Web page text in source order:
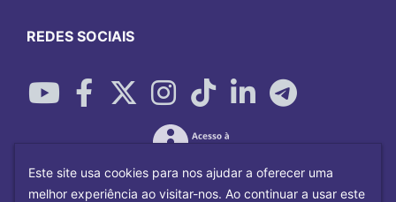
REDES SOCIAIS
Este site usa cookies para nos ajudar a oferecer uma
melhor experiência ao visitar-nos. Ao continuar a usar este